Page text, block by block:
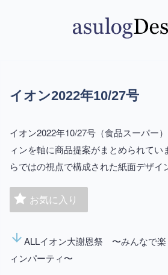
イオン2022年10/27号
イオン2022年10/27号（食品スーパー
ィンを軸に商品提案がまとめられてい
らではの視点で構成された紙面デザイ
お気に入り
arrow_downwardALLイオン大謝恩祭 〜みんなで楽
ィンパーティ〜